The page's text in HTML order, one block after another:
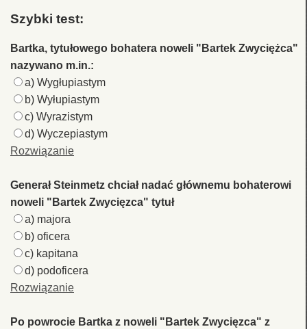
Szybki test:
Bartka, tytułowego bohatera noweli "Bartek Zwyciężca"
nazywano m.in.:
a) Wygłupiastym
b) Wyłupiastym
c) Wyrazistym
d) Wyczepiastym
Rozwiązanie
Generał Steinmetz chciał nadać głównemu bohaterowi
noweli "Bartek Zwycięzca" tytuł
a) majora
b) oficera
c) kapitana
d) podoficera
Rozwiązanie
Po powrocie Bartka z noweli "Bartek Zwycięzca" z